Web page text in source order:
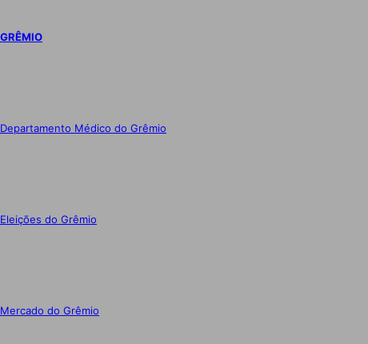
GRÊMIO
Departamento Médico do Grêmio
Eleições do Grêmio
Mercado do Grêmio